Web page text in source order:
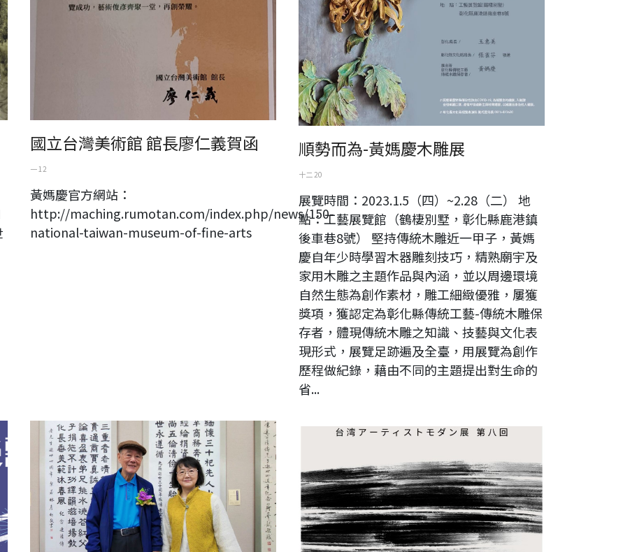
國立台灣美術館 館長廖仁義賀函
一 12
黃媽慶官方網站：
http://maching.rumotan.com/index.php/news/150-
national-taiwan-museum-of-fine-arts
順勢而為-黃媽慶木雕展
十二 20
展覽時間：2023.1.5（四）~2.28（二） 地
點：工藝展覽館（鶴棲別墅，彰化縣鹿港鎮
後車巷8號） 堅持傳統木雕近一甲子，黃媽
慶自年少時學習木器雕刻技巧，精熟廟宇及
家用木雕之主題作品與內涵，並以周邊環境
自然生態為創作素材，雕工細緻優雅，屢獲
獎項，獲認定為彰化縣傳統工藝-傳統木雕保
存者，體現傳統木雕之知識、技藝與文化表
現形式，展覽足跡遍及全臺，用展覽為創作
歷程做紀錄，藉由不同的主題提出對生命的
省...
台日交流展《台灣藝術家現代的現代展》-第八、九、十回展